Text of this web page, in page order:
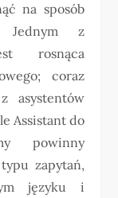
na sposób
Jednym z
rosnąca
coraz
asystentów
Assistant do
powinny
zapytań,
języku i